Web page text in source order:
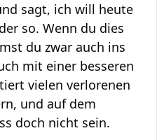
sagt, ich will heute
so. Wenn du dies
du zwar auch ins
mit einer besseren
vielen verlorenen
und auf dem
doch nicht sein.